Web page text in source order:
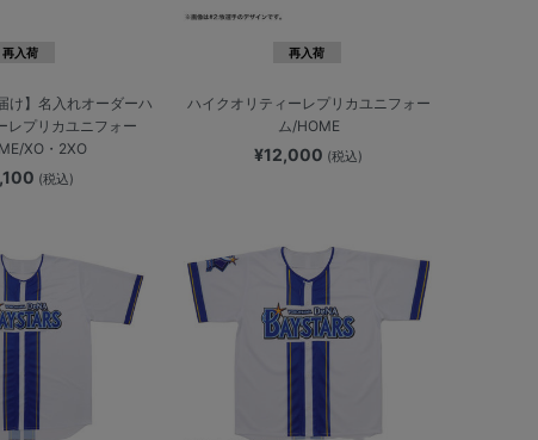
再入荷
け】名入れオーダーハ
レプリカユニフォー
XO・2XO
(税込)
再入荷
ハイクオリティーレプリカユニフォー
ム/HOME
¥12,000 (税込)